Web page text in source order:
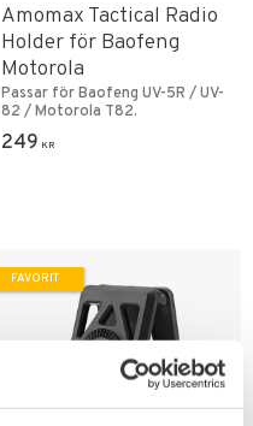
Amomax Tactical Radio
Holder för Baofeng
Motorola
Passar för Baofeng UV-5R / UV-
82 / Motorola T82.
249 KR
FAVORIT